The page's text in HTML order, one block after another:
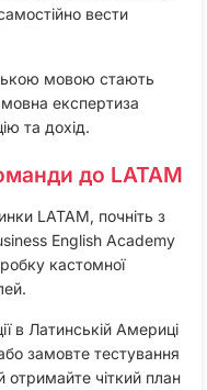
вести
мовою стають
експертиза
та дохід.
до LATAM
LATAM, почніть з
English Academy
кастомної
в Латинській Америці
замовте тестування
отримайте чіткий план